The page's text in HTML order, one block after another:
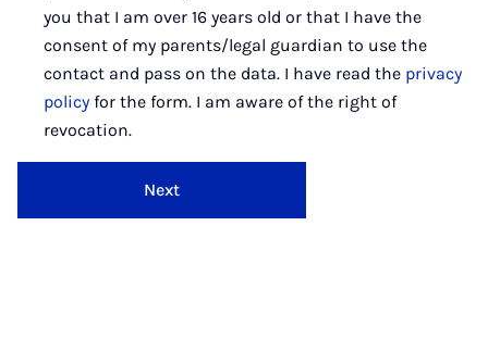
you that I am over 16 years old or that I have the
consent of my parents/legal guardian to use the
contact and pass on the data. I have read the privacy
policy for the form. I am aware of the right of
revocation.
Next